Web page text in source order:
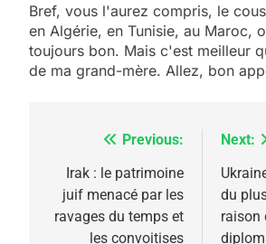
Bref, vous l'aurez compris, le
en Algérie, en Tunisie, au Maroc,
toujours bon. Mais c'est meilleur
de ma grand-mère. Allez, bon
Navigation
de
l’article
Previous:
Irak : le patrimoine
juif menacé par les
ravages du temps et
les convoitises
Next:
du
raison
5
2025,
meurtrière
FIÈRE, DIGNE
POURQUOI
MA JUDAÏTE
ISRAÉL JUDAISME